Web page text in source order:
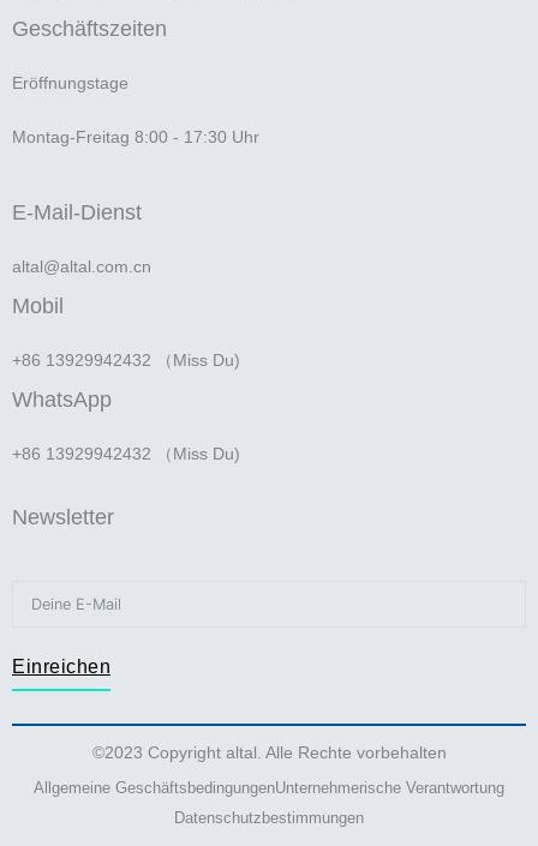
Geschäftszeiten
Eröffnungstage
Montag-Freitag 8:00 - 17:30 Uhr
E-Mail-Dienst
altal@altal.com.cn
Mobil
+86 13929942432 （Miss Du)
WhatsApp
+86 13929942432 （Miss Du)
Newsletter
Einreichen
©2023 Copyright altal. Alle Rechte vorbehalten
Allgemeine GeschäftsbedingungenUnternehmerische Verantwortung
Datenschutzbestimmungen